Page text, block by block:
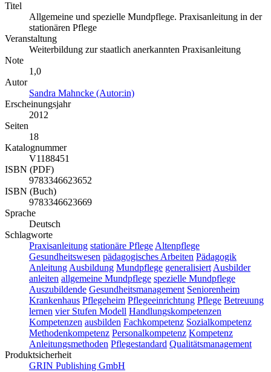
Titel
Allgemeine und spezielle Mundpflege. Praxisanleitung in der
stationären Pflege
Veranstaltung
Weiterbildung zur staatlich anerkannten Praxisanleitung
Note
1,0
Autor
Sandra Mahncke (Autor:in)
Erscheinungsjahr
2012
Seiten
18
Katalognummer
V1188451
ISBN (PDF)
9783346623652
ISBN (Buch)
9783346623669
Sprache
Deutsch
Schlagworte
Praxisanleitung stationäre Pflege Altenpflege
Gesundheitswesen pädagogisches Arbeiten Pädagogik
Anleitung Ausbildung Mundpflege generalisiert Ausbilder
anleiten allgemeine Mundpflege spezielle Mundpflege
Auszubildende Gesundheitsmanagement Seniorenheim
Krankenhaus Pflegeheim Pflegeeinrichtung Pflege Betreuung
lernen vier Stufen Modell Handlungskompetenzen
Kompetenzen ausbilden Fachkompetenz Sozialkompetenz
Methodenkompetenz Personalkompetenz Kompetenz
Anleitungsmethoden Pflegestandard Qualitätsmanagement
Produktsicherheit
GRIN Publishing GmbH